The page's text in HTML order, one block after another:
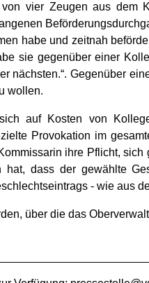
vier Zeugen aus
habe und zeitnah
sie gegenüber einer
nächsten.“. Gegenüber
wollen.
auf Kosten von
Provokation im
ihre Pflicht,
dass der gewählte
- wie aus
über die das